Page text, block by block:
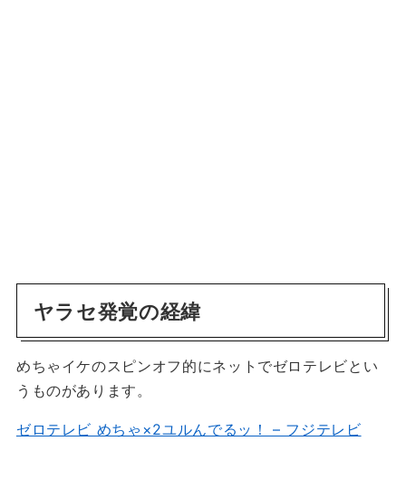
ヤラセ発覚の経緯
めちゃイケのスピンオフ的にネットでゼロテレビとい
うものがあります。
ゼロテレビ めちゃ×2ユルんでるッ！ – フジテレビ